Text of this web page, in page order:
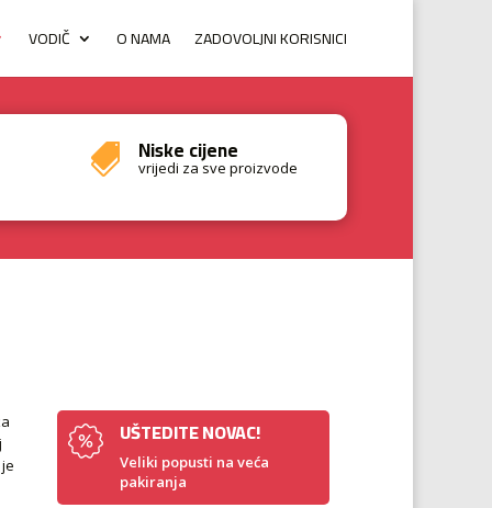
VODIČ O NAMA ZADOVOLJNI KORISNICI
 Niske cijene
vrijedi za sve proizvode
UŠTEDITE NOVAC!
Veliki popusti na veća
pakiranja